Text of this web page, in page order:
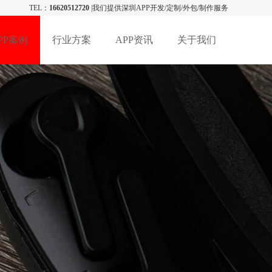
TEL： 16620512720 |我们提供深圳APP开发/定制/外包/制作服务
案例 行业方案 APP资讯 关于我们